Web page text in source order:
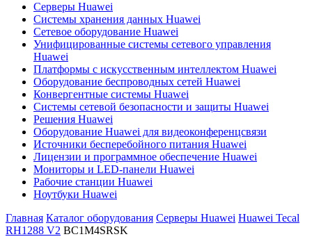
Серверы Huawei
Системы хранения данных Huawei
Сетевое оборудование Huawei
Унифицированные системы сетевого управления
Huawei
Платформы с искусственным интеллектом Huawei
Оборудование беспроводных сетей Huawei
Конвергентные системы Huawei
Системы сетевой безопасности и защиты Huawei
Решения Huawei
Оборудование Huawei для видеоконференцсвязи
Источники бесперебойного питания Huawei
Лицензии и программное обеспечение Huawei
Мониторы и LED-панели Huawei
Рабочие станции Huawei
Ноутбуки Huawei
Главная Каталог оборудования Серверы Huawei Huawei Tecal
RH1288 V2 BC1M4SRSK